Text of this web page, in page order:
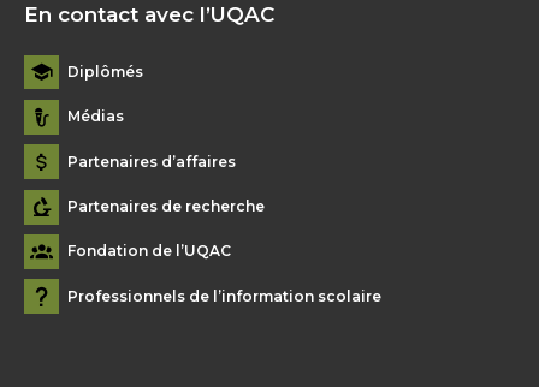
En contact avec l’UQAC
Diplômés
Médias
Partenaires d’affaires
Partenaires de recherche
Fondation de l’UQAC
Professionnels de l’information scolaire